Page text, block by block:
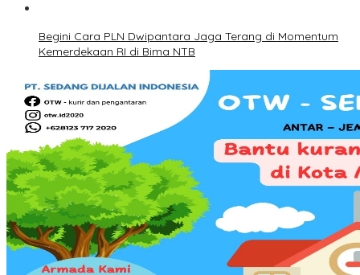
Begini Cara PLN Dwipantara Jaga Terang di Momentum
Kemerdekaan RI di Bima NTB